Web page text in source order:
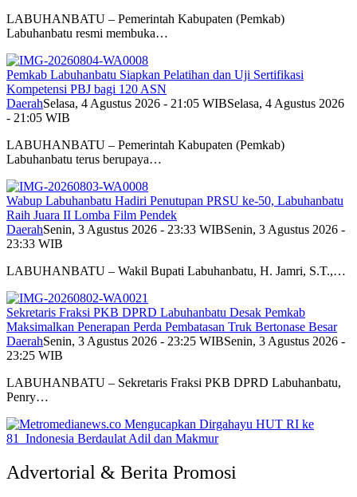
LABUHANBATU – Pemerintah Kabupaten (Pemkab)
Labuhanbatu resmi membuka…
Pemkab Labuhanbatu Siapkan Pelatihan dan Uji Sertifikasi
Kompetensi PBJ bagi 120 ASN
DaerahSelasa, 4 Agustus 2026 - 21:05 WIBSelasa, 4 Agustus 2026
- 21:05 WIB
LABUHANBATU – Pemerintah Kabupaten (Pemkab)
Labuhanbatu terus berupaya…
Wabup Labuhanbatu Hadiri Penutupan PRSU ke-50, Labuhanbatu
Raih Juara II Lomba Film Pendek
DaerahSenin, 3 Agustus 2026 - 23:33 WIBSenin, 3 Agustus 2026 -
23:33 WIB
LABUHANBATU – Wakil Bupati Labuhanbatu, H. Jamri, S.T.,…
Sekretaris Fraksi PKB DPRD Labuhanbatu Desak Pemkab
Maksimalkan Penerapan Perda Pembatasan Truk Bertonase Besar
DaerahSenin, 3 Agustus 2026 - 23:25 WIBSenin, 3 Agustus 2026 -
23:25 WIB
LABUHANBATU – Sekretaris Fraksi PKB DPRD Labuhanbatu,
Penry…
Advertorial & Berita Promosi